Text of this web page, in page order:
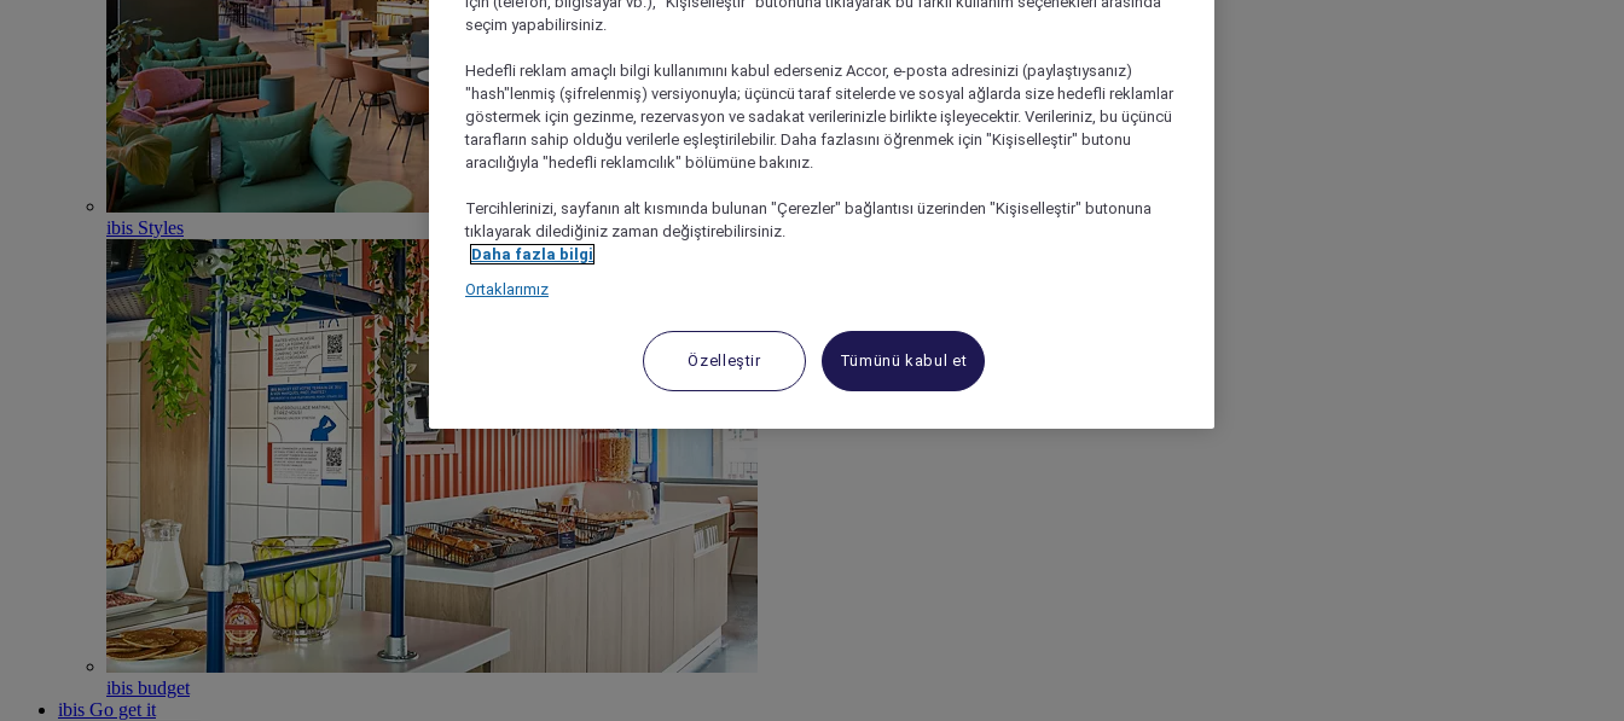
ibis Styles
ibis budget
ibis Go get it
seçim yapabilirsiniz.
Hedefli reklam amaçlı bilgi kullanımını kabul ederseniz Accor, e-posta adresinizi (paylaştıysanız)
"hash"lenmiş (şifrelenmiş) versiyonuyla; üçüncü taraf sitelerde ve sosyal ağlarda size hedefli reklamlar
göstermek için gezinme, rezervasyon ve sadakat verilerinizle birlikte işleyecektir. Verileriniz, bu üçüncü
tarafların sahip olduğu verilerle eşleştirilebilir. Daha fazlasını öğrenmek için "Kişiselleştir" butonu
aracılığıyla "hedefli reklamcılık" bölümüne bakınız.
Tercihlerinizi, sayfanın alt kısmında bulunan "Çerezler" bağlantısı üzerinden "Kişiselleştir" butonuna
tıklayarak dilediğiniz zaman değiştirebilirsiniz.
Daha fazla bilgi
Ortaklarımız
Özelleştir Tümünü kabul et